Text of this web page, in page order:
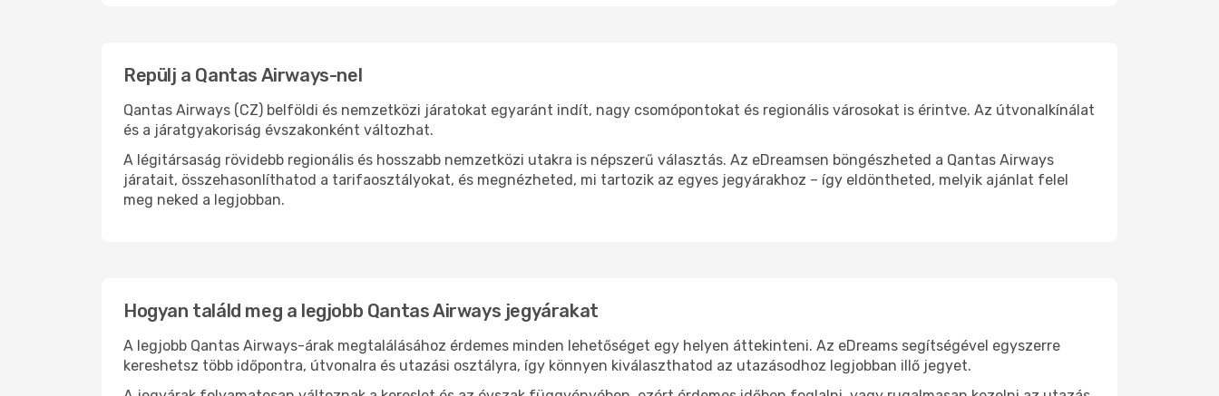
Repülj a Qantas Airways-nel
Qantas Airways (CZ) belföldi és nemzetközi járatokat egyaránt indít, nagy csomópontokat és regionális városokat is érintve. Az útvonalkínálat
és a járatgyakoriság évszakonként változhat.
A légitársaság rövidebb regionális és hosszabb nemzetközi utakra is népszerű választás. Az eDreamsen böngészheted a Qantas Airways
járatait, összehasonlíthatod a tarifaosztályokat, és megnézheted, mi tartozik az egyes jegyárakhoz – így eldöntheted, melyik ajánlat felel
meg neked a legjobban.
Hogyan találd meg a legjobb Qantas Airways jegyárakat
A legjobb Qantas Airways-árak megtalálásához érdemes minden lehetőséget egy helyen áttekinteni. Az eDreams segítségével egyszerre
kereshetsz több időpontra, útvonalra és utazási osztályra, így könnyen kiválaszthatod az utazásodhoz legjobban illő jegyet.